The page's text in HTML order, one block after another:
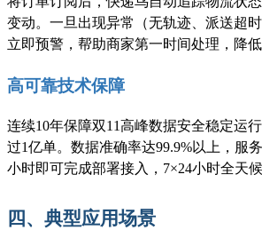
变动。一旦出现异常（无轨迹、派送超
立即预警，帮助商家第一时间处理，降低
高可靠技术保障
连续10年保障双11高峰数据安全稳定运
过1亿单。数据准确率达99.9%以上，服
小时即可完成部署接入，7×24小时全天
四、典型应用场景